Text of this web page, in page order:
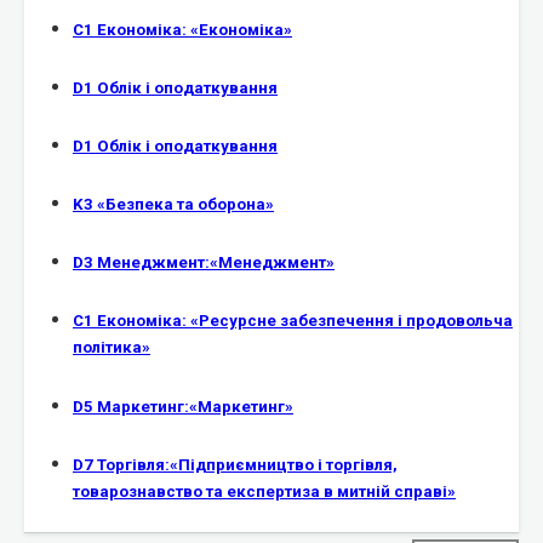
C1 Економіка: «Економіка»
D1 Облік і оподаткування
D1 Облік і оподаткування
K3 «Безпека та оборона»
D3 Менеджмент:«Менеджмент»
С1 Економіка: «Ресурсне забезпечення і продовольча
політика»
D5 Маркетинг:«Маркетинг»
D7 Торгівля:«Підприємництво і торгівля,
товарознавство та експертиза в митній справі»